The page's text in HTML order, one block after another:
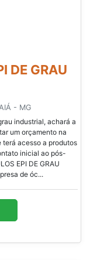
DE GRAU
- MG
industrial, achará a
um orçamento na
acesso a produtos
inicial ao pós-
EPI DE GRAU
de óc...